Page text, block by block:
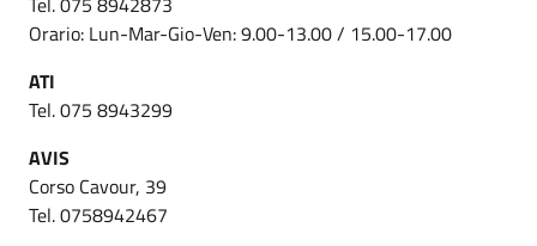
Orario: Lun-Mar-Gio-Ven: 9.00-13.00 / 15.00-17.00
ATI
Tel. 075 8943299
AVIS
Corso Cavour, 39
Tel. 0758942467